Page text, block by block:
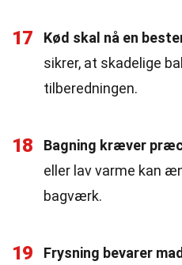
17 Kød skal nå en
sikrer, at skadelige
tilberedningen.
18 Bagning kræver
eller lav varme kan
bagværk.
19 Frysning bevarer mad